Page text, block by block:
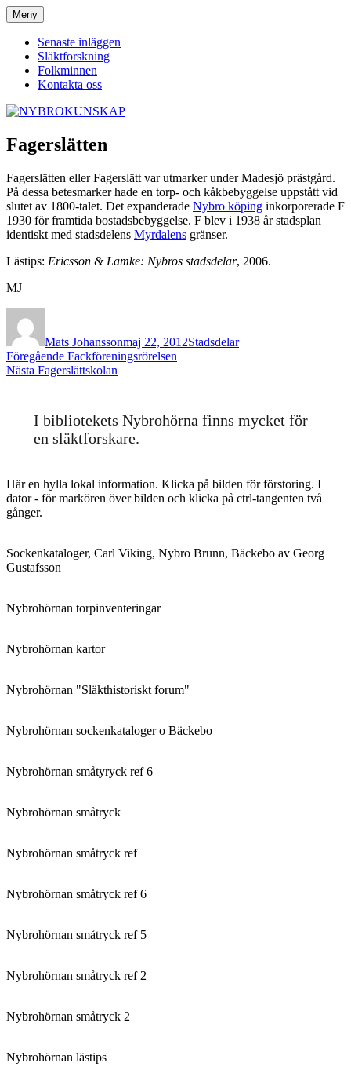
Hoppa
till
innehåll
NYBROKUNSKAP
Meny
Senaste inläggen
Släktforskning
Folkminnen
Kontakta oss
Fagerslätten
Fagerslätten eller Fagerslätt var utmarker under Madesjö prästgård.
På dessa betesmarker hade en torp- och kåkbebyggelse uppstått vid
slutet av 1800-talet. Det expanderade Nybro köping inkorporerade F
1930 för framtida bostadsbebyggelse. F blev i 1938 år stadsplan
identiskt med stadsdelens Myrdalens gränser.
Lästips: Ericsson & Lamke: Nybros stadsdelar, 2006.
MJ
Mats Johanssonmaj 22, 2012Stadsdelar
Inläggsnavigering
Föregående Föregående
inlägg:
Fackföreningsrörelsen
Nästa Nästa
Fagerslättskolan
I bibliotekets Nybrohörna finns mycket för
en släktforskare.
Här en hylla lokal information. Klicka på bilden för förstoring. I
dator - för markören över bilden och klicka på ctrl-tangenten två
gånger.
Sockenkataloger, Carl Viking, Nybro Brunn, Bäckebo av Georg
Gustafsson
Nybrohörnan torpinventeringar
Nybrohörnan kartor
Nybrohörnan "Släkthistoriskt forum"
Nybrohörnan sockenkataloger o Bäckebo
Nybrohörnan småtyryck ref 6
Nybrohörnan småtryck
Nybrohörnan småtryck ref
Nybrohörnan småtryck ref 6
Nybrohörnan småtryck ref 5
Nybrohörnan småtryck ref 2
Nybrohörnan småtryck 2
Nybrohörnan lästips